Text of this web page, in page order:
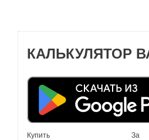
КАЛЬКУЛЯТОР
Купить За